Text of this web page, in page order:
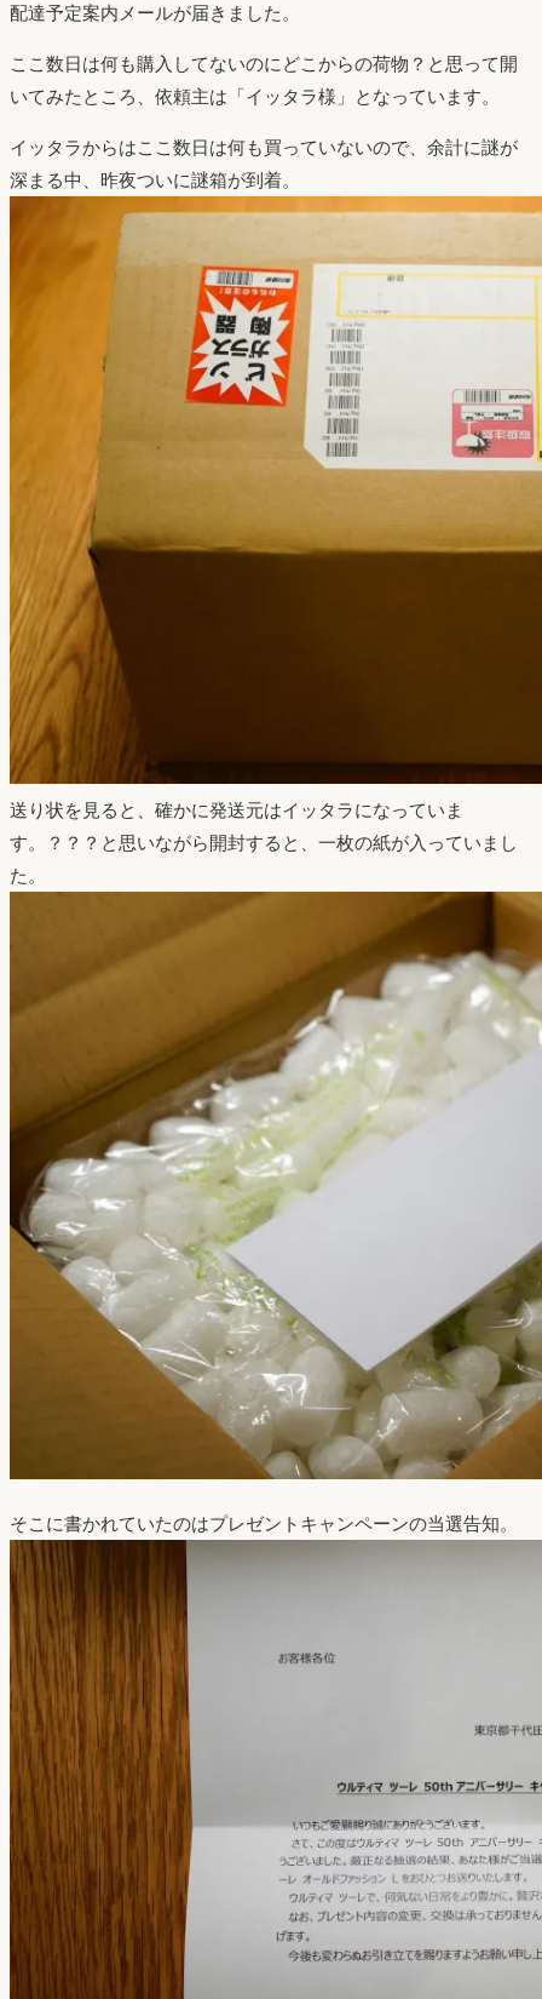
配達予定案内メールが届きました。
ここ数日は何も購入してないのにどこからの荷物？と思って開
いてみたところ、依頼主は「イッタラ様」となっています。
イッタラからはここ数日は何も買っていないので、余計に謎が
深まる中、昨夜ついに謎箱が到着。
送り状を見ると、確かに発送元はイッタラになっていま
す。？？？と思いながら開封すると、一枚の紙が入っていまし
た。
そこに書かれていたのはプレゼントキャンペーンの当選告知。